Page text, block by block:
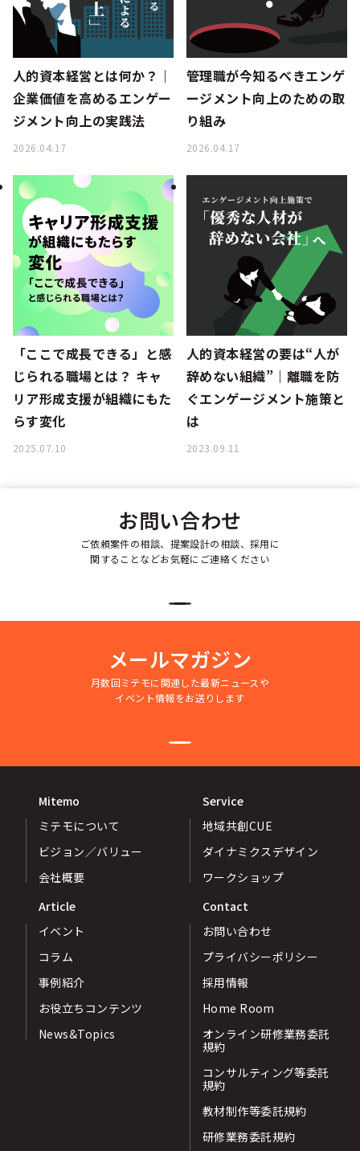
人的資本経営とは何か？｜
企業価値を高めるエンゲー
ジメント向上の実践法
2026.04.17
管理職が今知るべきエンゲ
ージメント向上のための取
り組み
2026.04.17
「ここで成長できる」と感
じられる職場とは？ キャ
リア形成支援が組織にもた
らす変化
2025.07.10
人的資本経営の要は“人が
辞めない組織”｜離職を防
ぐエンゲージメント施策と
は
2023.09.11
お問い合わせ
ご依頼案件の相談、提案設計の相談、採用に
関することなどお気軽にご連絡ください
メールマガジン
月数回ミテモに関連した最新ニュースや
イベント情報をお送りします
Mitemo
ミテモについて
ビジョン／バリュー
会社概要
Service
地域共創CUE
ダイナミクスデザイン
ワークショップ
Article
イベント
コラム
事例紹介
お役立ちコンテンツ
News&Topics
Contact
お問い合わせ
プライバシーポリシー
採用情報
Home Room
オンライン研修業務委託
規約
コンサルティング等委託
規約
教材制作等委託規約
研修業務委託規約